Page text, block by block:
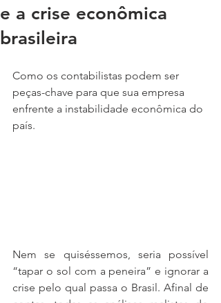
e a crise econômica
brasileira
Como os contabilistas podem ser
peças-chave para que sua empresa
enfrente a instabilidade econômica do
país.
Nem se quiséssemos, seria possível
“tapar o sol com a peneira” e ignorar a
crise pelo qual passa o Brasil. Afinal de